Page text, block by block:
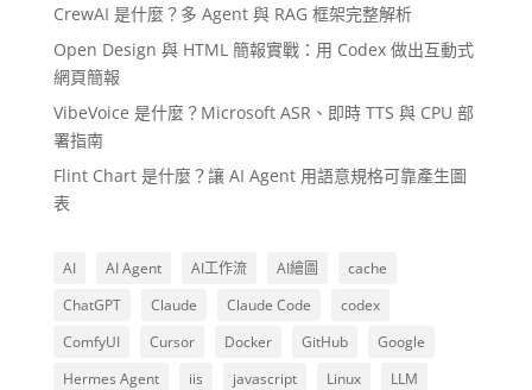
CrewAI 是什麼？多 Agent 與 RAG 框架完整解析
Open Design 與 HTML 簡報實戰：用 Codex 做出互動式
網頁簡報
VibeVoice 是什麼？Microsoft ASR、即時 TTS 與 CPU 部
署指南
Flint Chart 是什麼？讓 AI Agent 用語意規格可靠產生圖
表
AI AI Agent AI工作流 AI繪圖
cache
ChatGPT
Claude Claude Code
codex
ComfyUI
Cursor Docker GitHub
Google
Hermes Agent
iis javascript Linux
LLM